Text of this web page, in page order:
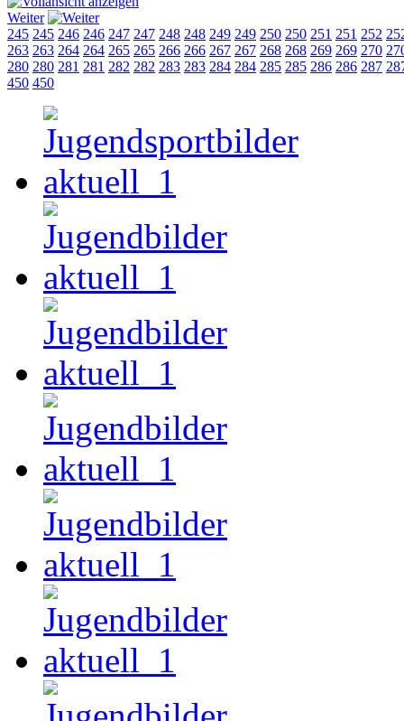
Weiter
245 245 246 246 247 247 248 248 249 249 250 250 251 251 252
263 263 264 264 265 265 266 266 267 267 268 268 269 269 270
280 280 281 281 282 282 283 283 284 284 285 285 286 286 287
450 450